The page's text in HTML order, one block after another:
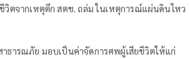
วิตจากเหตุตึก สตช. ถล่ม ในเหตุการณ์แผ่นดินไหว
าธารณภัย มอบเป็นค่าจัดการศพผู้เสียชีวิตให้แก่